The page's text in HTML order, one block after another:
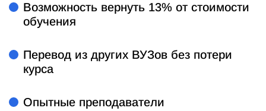
Возможность вернуть 13% от стоимости
обучения
Перевод из других ВУЗов без потери
курса
Опытные преподаватели